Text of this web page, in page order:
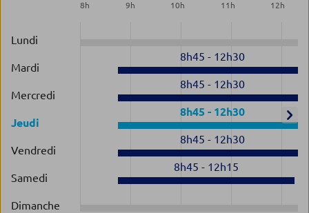
8h 9h 10h 11 h 12h
Lundi
Mardi
8h45 - 12h30
Mercredi
8h45 - 12h30
Jeudi
8h45 - 12h30
Vendredi
8h45 - 12h30
Samedi
8h45 - 12h15
Dimanche